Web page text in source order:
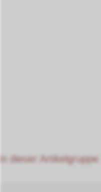
in dieser